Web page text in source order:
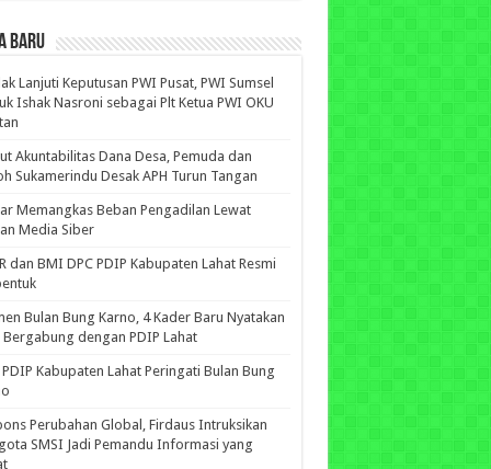
BARU
Lanjuti Keputusan PWI Pusat, PWI Sumsel
Ishak Nasroni sebagai Plt Ketua PWI OKU
Akuntabilitas Dana Desa, Pemuda dan
Sukamerindu Desak APH Turun Tangan
Memangkas Beban Pengadilan Lewat
Media Siber
dan BMI DPC PDIP Kabupaten Lahat Resmi
Bulan Bung Karno, 4 Kader Baru Nyatakan
Bergabung dengan PDIP Lahat
PDIP Kabupaten Lahat Peringati Bulan Bung
Perubahan Global, Firdaus Intruksikan
SMSI Jadi Pemandu Informasi yang